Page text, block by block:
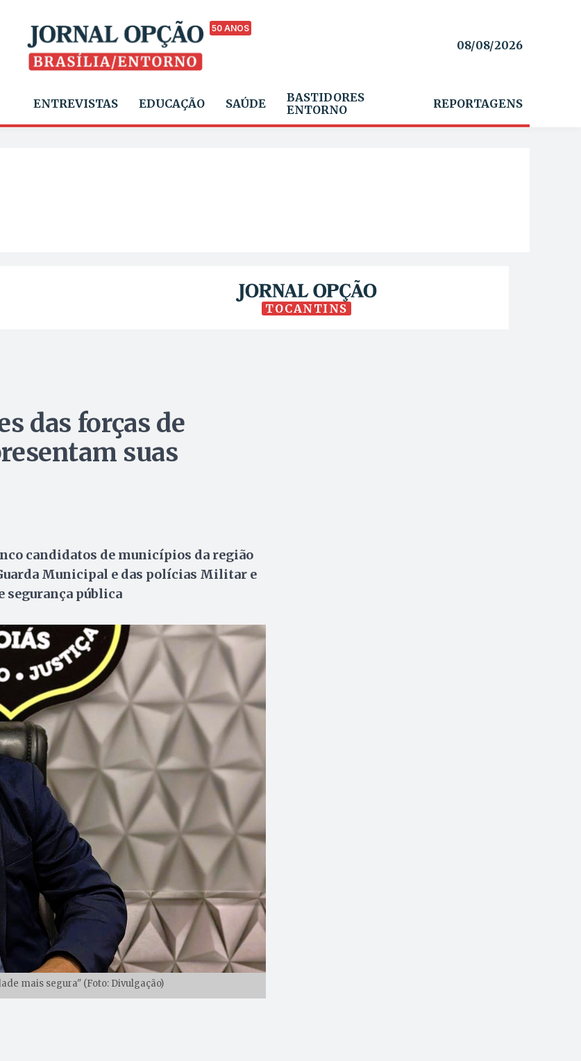
50 ANOS
08/08/2026
ENTREVISTAS EDUCAÇÃO SAÚDE
BASTIDORES
ENTORNO
REPORTAGENS
TOCANTINS
das forças de
suas
candidatos de municípios da região
Municipal e das polícias Militar e
segurança pública
mais segura" (Foto: Divulgação)